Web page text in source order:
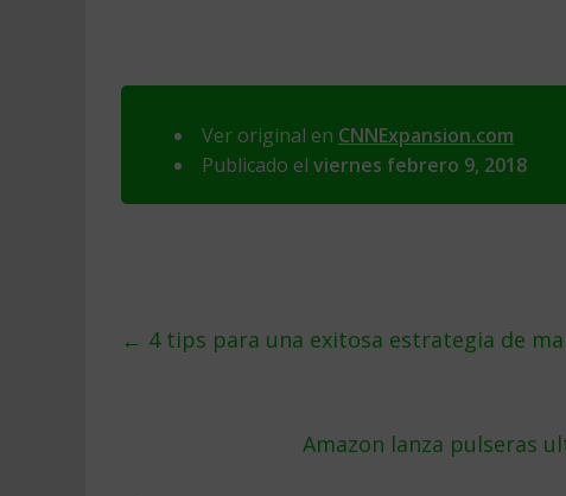
Ver original en CNNExpansion.com
Publicado el viernes febrero 9, 2018
← 4 tips para una exitosa estrategia de
Amazon lanza pulseras